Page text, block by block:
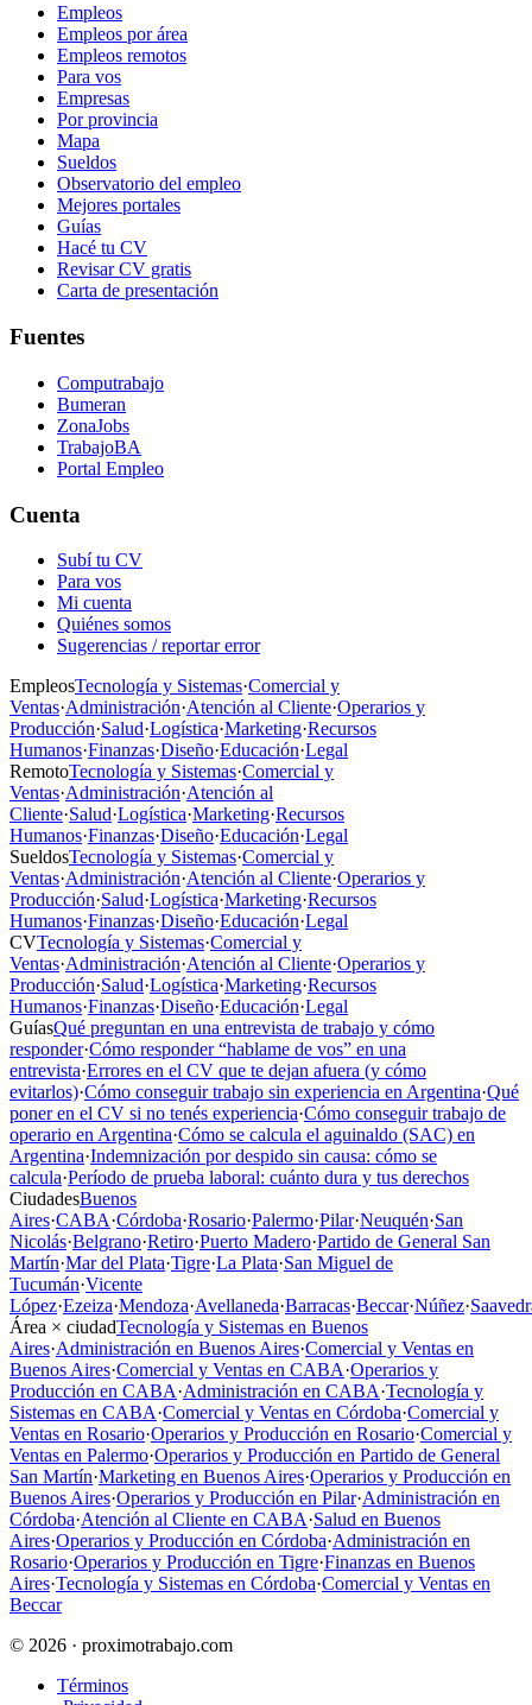
Empleos
Empleos por área
Empleos remotos
Para vos
Empresas
Por provincia
Mapa
Sueldos
Observatorio del empleo
Mejores portales
Guías
Hacé tu CV
Revisar CV gratis
Carta de presentación
Fuentes
Computrabajo
Bumeran
ZonaJobs
TrabajoBA
Portal Empleo
Cuenta
Subí tu CV
Para vos
Mi cuenta
Quiénes somos
Sugerencias / reportar error
EmpleosTecnología y Sistemas·Comercial y
Ventas·Administración·Atención al Cliente·Operarios y
Producción·Salud·Logística·Marketing·Recursos
Humanos·Finanzas·Diseño·Educación·Legal
RemotoTecnología y Sistemas·Comercial y
Ventas·Administración·Atención al
Cliente·Salud·Logística·Marketing·Recursos
Humanos·Finanzas·Diseño·Educación·Legal
SueldosTecnología y Sistemas·Comercial y
Ventas·Administración·Atención al Cliente·Operarios y
Producción·Salud·Logística·Marketing·Recursos
Humanos·Finanzas·Diseño·Educación·Legal
CVTecnología y Sistemas·Comercial y
Ventas·Administración·Atención al Cliente·Operarios y
Producción·Salud·Logística·Marketing·Recursos
Humanos·Finanzas·Diseño·Educación·Legal
GuíasQué preguntan en una entrevista de trabajo y cómo
responder·Cómo responder “hablame de vos” en una
entrevista·Errores en el CV que te dejan afuera (y cómo
evitarlos)·Cómo conseguir trabajo sin experiencia en Argentina·Qué
poner en el CV si no tenés experiencia·Cómo conseguir trabajo de
operario en Argentina·Cómo se calcula el aguinaldo (SAC) en
Argentina·Indemnización por despido sin causa: cómo se
calcula·Período de prueba laboral: cuánto dura y tus derechos
CiudadesBuenos
Aires·CABA·Córdoba·Rosario·Palermo·Pilar·Neuquén·San
Nicolás·Belgrano·Retiro·Puerto Madero·Partido de General San
Martín·Mar del Plata·Tigre·La Plata·San Miguel de
Tucumán·Vicente
López·Ezeiza·Mendoza·Avellaneda·Barracas·Beccar·Núñez·
Área × ciudadTecnología y Sistemas en Buenos
Aires·Administración en Buenos Aires·Comercial y Ventas en
Buenos Aires·Comercial y Ventas en CABA·Operarios y
Producción en CABA·Administración en CABA·Tecnología y
Sistemas en CABA·Comercial y Ventas en Córdoba·Comercial y
Ventas en Rosario·Operarios y Producción en Rosario·Comercial y
Ventas en Palermo·Operarios y Producción en Partido de General
San Martín·Marketing en Buenos Aires·Operarios y Producción en
Buenos Aires·Operarios y Producción en Pilar·Administración en
Córdoba·Atención al Cliente en CABA·Salud en Buenos
Aires·Operarios y Producción en Córdoba·Administración en
Rosario·Operarios y Producción en Tigre·Finanzas en Buenos
Aires·Tecnología y Sistemas en Córdoba·Comercial y Ventas en
Beccar
© 2026 · proximotrabajo.com
Términos